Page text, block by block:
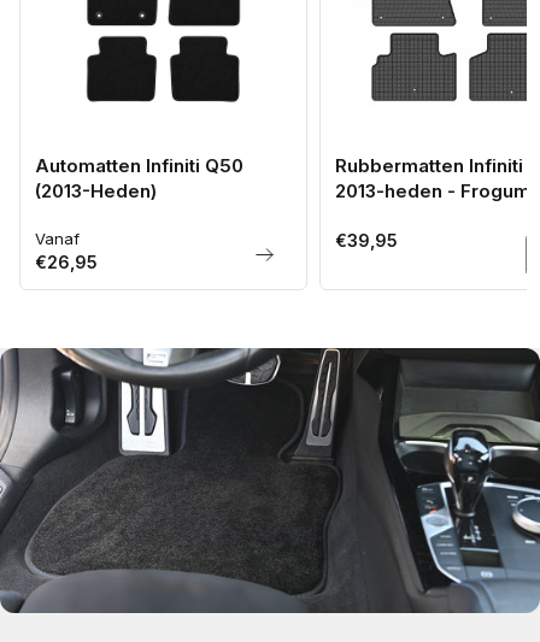
Automatten Infiniti Q50
(2013-Heden)
Normale
prijs
Vanaf
€26,95
Rubbermatten Infiniti
2013-heden - Frogum
Normale
€39,95